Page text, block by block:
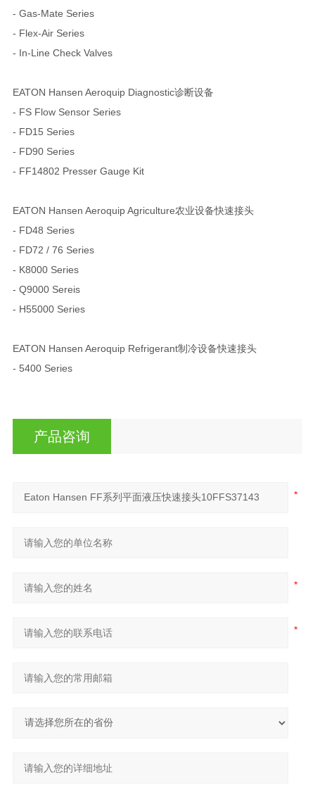
- Gas-Mate Series
- Flex-Air Series
- In-Line Check Valves
EATON Hansen Aeroquip Diagnostic诊断设备
- FS Flow Sensor Series
- FD15 Series
- FD90 Series
- FF14802 Presser Gauge Kit
EATON Hansen Aeroquip Agriculture农业设备快速接头
- FD48 Series
- FD72 / 76 Series
- K8000 Series
- Q9000 Sereis
- H55000 Series
EATON Hansen Aeroquip Refrigerant制冷设备快速接头
- 5400 Series
产品咨询